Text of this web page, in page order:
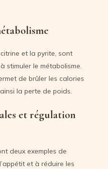
et la pyrite, sont
stimuler le métabolisme.
de brûler les calories
la perte de poids.
et régulation
deux exemples de
et à réduire les